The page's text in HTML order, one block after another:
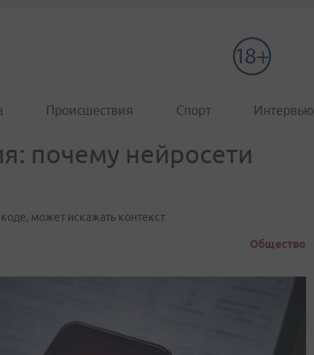
Происшествия Спорт Интервью
почему нейросети
может искажать контекст
Общество